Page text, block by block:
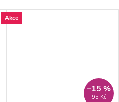
Akce
95 Kč
–15 %